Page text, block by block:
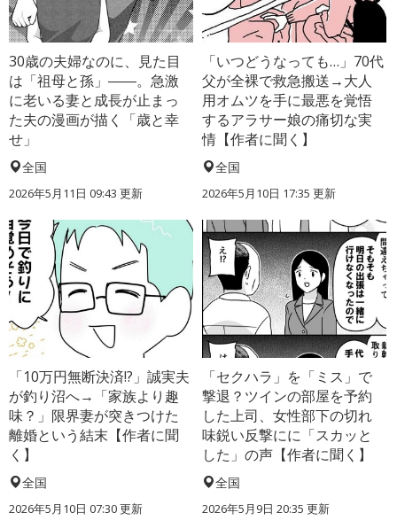
30歳の夫婦なのに、見た目
は「祖母と孫」――。急激
に老いる妻と成長が止まっ
た夫の漫画が描く「歳と幸
せ」
全国
2026年5月11日 09:43 更新
「いつどうなっても…」70代
父が全裸で救急搬送→大人
用オムツを手に最悪を覚悟
するアラサー娘の痛切な実
情【作者に聞く】
全国
2026年5月10日 17:35 更新
「10万円無断決済!?」誠実夫
が釣り沼へ→「家族より趣
味？」限界妻が突きつけた
離婚という結末【作者に聞
く】
全国
2026年5月10日 07:30 更新
「セクハラ」を「ミス」で
撃退？ツインの部屋を予約
した上司、女性部下の切れ
味鋭い反撃にに「スカッと
した」の声【作者に聞く】
全国
2026年5月9日 20:35 更新